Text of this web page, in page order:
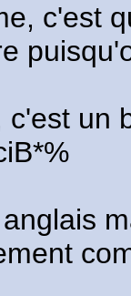
c'est
c'est un